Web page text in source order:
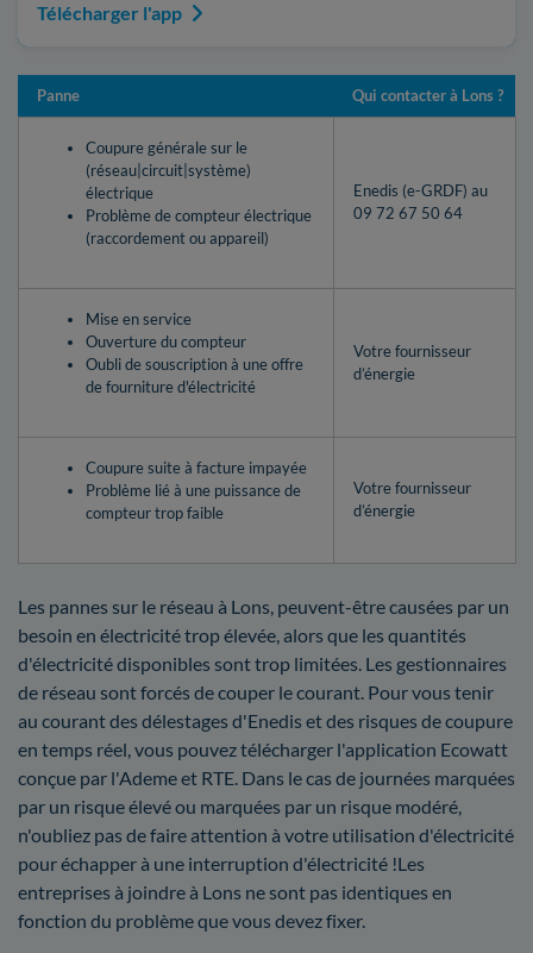
Télécharger l'app
Panne Qui contacter à Lons ?
Coupure générale sur le
(réseau|circuit|système)
électrique
Problème de compteur électrique
(raccordement ou appareil)
Enedis (e-GRDF) au
09 72 67 50 64
Mise en service
Ouverture du compteur
Oubli de souscription à une offre
de fourniture d'électricité
Votre fournisseur
d’énergie
Coupure suite à facture impayée
Problème lié à une puissance de
compteur trop faible
Votre fournisseur
d’énergie
Les pannes sur le réseau à Lons, peuvent-être causées par un
besoin en électricité trop élevée, alors que les quantités
d'électricité disponibles sont trop limitées. Les gestionnaires
de réseau sont forcés de couper le courant. Pour vous tenir
au courant des délestages d'Enedis et des risques de coupure
en temps réel, vous pouvez télécharger l'application Ecowatt
conçue par l'Ademe et RTE. Dans le cas de journées marquées
par un risque élevé ou marquées par un risque modéré,
n'oubliez pas de faire attention à votre utilisation d'électricité
pour échapper à une interruption d'électricité !Les
entreprises à joindre à Lons ne sont pas identiques en
fonction du problème que vous devez fixer.